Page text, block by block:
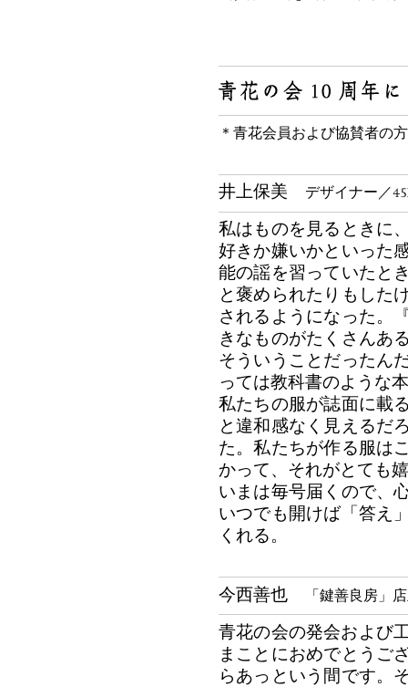
＊青花会員および協賛者の
井上保美 デザイナー／
私はものを見るときに
好きか嫌いかといった
能の謡を習っていたと
と褒められたりもした
されるようになった。
きなものがたくさんあ
そういうことだったん
っては教科書のような
私たちの服が誌面に載
と違和感なく見えるだ
た。私たちが作る服は
かって、それがとても
いまは毎号届くので、
いつでも開けば「答え
くれる。
今西善也 「鍵善良房」
青花の会の発会および
まことにおめでとうご
らあっという間です。